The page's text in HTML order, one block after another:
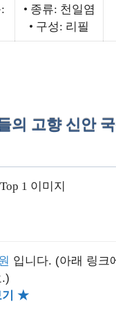
• 종류: 천일염
• 구성: 리필
의 고향 신안
입니다. (아래 링크
기 ★